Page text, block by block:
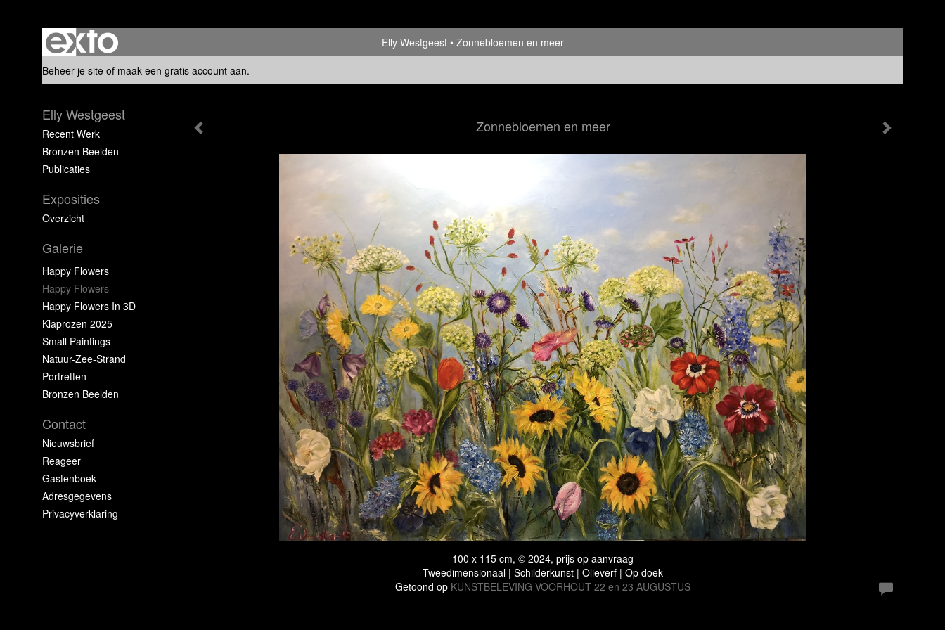
Elly Westgeest
Zonnebloemen en meer
Beheer je site of maak een gratis account aan.
Zonnebloemen en meer
100 x 115 cm, © 2024, prijs op aanvraag
Tweedimensionaal | Schilderkunst | Olieverf | Op doek
Getoond op KUNSTBELEVING VOORHOUT 22 en 23 AUGUSTUS
Elly Westgeest
Recent Werk
Bronzen Beelden
Publicaties
Exposities
Overzicht
Galerie
Happy Flowers
Happy Flowers
Happy Flowers In 3D
Klaprozen 2025
Small Paintings
Natuur-Zee-Strand
Portretten
Bronzen Beelden
Contact
Nieuwsbrief
Reageer
Gastenboek
Adresgegevens
Privacyverklaring